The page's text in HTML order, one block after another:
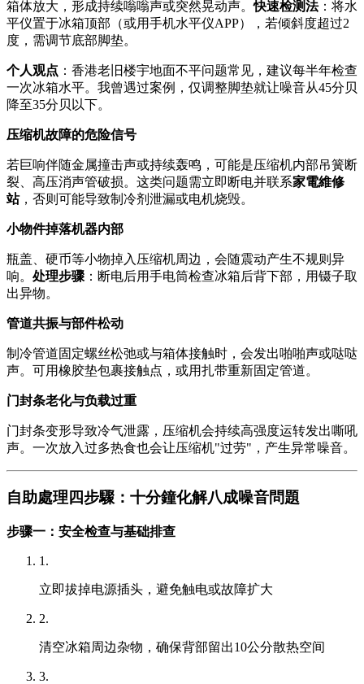
箱体放大，形成持续嗡嗡声或突然晃动声。快速检测法：将水
平仪置于冰箱顶部（或用手机水平仪APP），若倾斜度超过2
度，需调节底部脚垫。
个人观点 ：香港老旧楼宇地面不平问题常见，建议每半年检查
一次冰箱水平。我曾遇过案例，仅调整脚垫就让噪音从45分贝
降至35分贝以下。
压缩机故障的危险信号
若巨响伴随金属撞击声或持续轰鸣，可能是压缩机内部吊簧断
裂、高压消声管破损。这类问题需立即断电并联系家電維修
站，否则可能导致制冷剂泄漏或电机烧毁。
小物件掉落机器内部
瓶盖、硬币等小物掉入压缩机周边，会随震动产生不规则异
响。 处理步骤 ：断电后用手电筒检查冰箱后背下部，用镊子取
出异物。
管道共振与部件松动
制冷管道固定螺丝松弛或与箱体接触时，会发出啪啪声或哒哒
声。可用橡胶垫包裹接触点，或用扎带重新固定管道。
门封条老化与负载过重
门封条变形导致冷气泄露，压缩机会持续高强度运转发出嘶吼
声。一次放入过多热食也会让压缩机"过劳"，产生异常噪音。
自助處理四步驟：十分鐘化解八成噪音問題
步骤一：安全检查与基础排查
1.
立即拔掉电源插头，避免触电或故障扩大
2.
清空冰箱周边杂物，确保背部留出10公分散热空间
3.